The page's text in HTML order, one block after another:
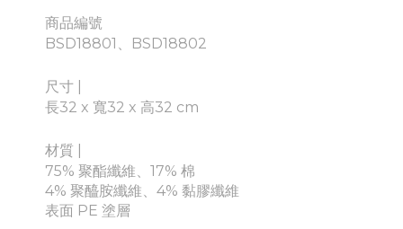
商品編號
BSD18801、BSD18802
尺寸 |
長32 x 寬32 x 高32 cm
材質 |
75% 聚酯纖維、17% 棉
4% 聚醯胺纖維、4% 黏膠纖維
表面 PE 塗層